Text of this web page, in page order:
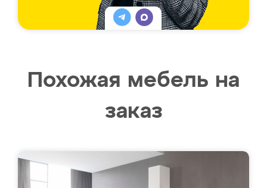
Похожая мебель на
заказ